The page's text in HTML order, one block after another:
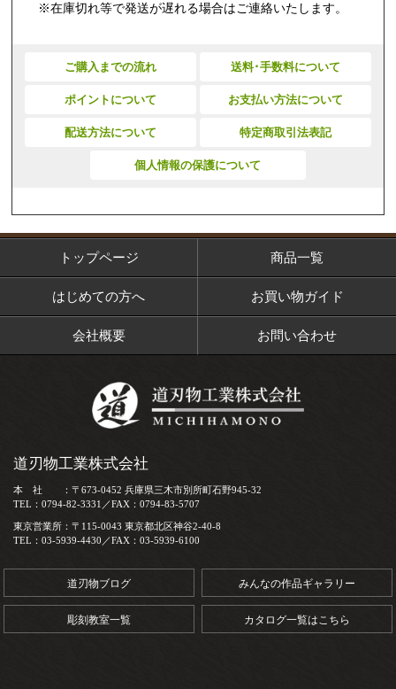
※在庫切れ等で発送が遅れる場合はご連絡いたします。
ご購入までの流れ 送料･手数料について
ポイントについて お支払い方法について
配送方法について 特定商取引法表記
個人情報の保護について
トップページ 商品一覧
はじめての方へ お買い物ガイド
会社概要 お問い合わせ
道刃物工業株式会社
本 社 ：〒673-0452 兵庫県三木市別所町石野945-32
TEL：0794-82-3331／FAX：0794-83-5707
東京営業所：〒115-0043 東京都北区神谷2-40-8
TEL：03-5939-4430／FAX：03-5939-6100
道刃物ブログ みんなの作品ギャラリー
彫刻教室一覧 カタログ一覧はこちら